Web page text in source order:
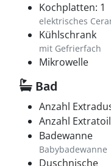
Kochplatten: 1
elektrisches
Kühlschrank
mit Gefrierfach
Mikrowelle
Bad
Anzahl
Anzahl
Badewanne
Babybadewanne
Duschnische